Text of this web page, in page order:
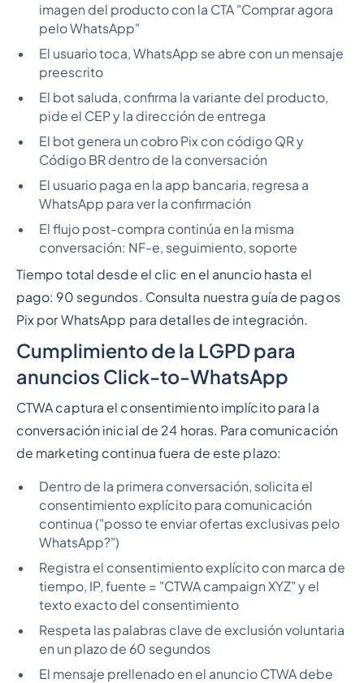
imagen del producto con la CTA "Comprar agora
pelo WhatsApp"
El usuario toca, WhatsApp se abre con un mensaje
preescrito
El bot saluda, confirma la variante del producto,
pide el CEP y la dirección de entrega
El bot genera un cobro Pix con código QR y
Código BR dentro de la conversación
El usuario paga en la app bancaria, regresa a
WhatsApp para ver la confirmación
El flujo post-compra continúa en la misma
conversación: NF-e, seguimiento, soporte
Tiempo total desde el clic en el anuncio hasta el
pago: 90 segundos. Consulta nuestra guía de pagos
Pix por WhatsApp para detalles de integración.
Cumplimiento de la LGPD para
anuncios Click-to-WhatsApp
CTWA captura el consentimiento implícito para la
conversación inicial de 24 horas. Para comunicación
de marketing continua fuera de este plazo:
Dentro de la primera conversación, solicita el
consentimiento explícito para comunicación
continua ("posso te enviar ofertas exclusivas pelo
WhatsApp?")
Registra el consentimiento explícito con marca de
tiempo, IP, fuente = "CTWA campaign XYZ" y el
texto exacto del consentimiento
Respeta las palabras clave de exclusión voluntaria
en un plazo de 60 segundos
El mensaje prellenado en el anuncio CTWA debe